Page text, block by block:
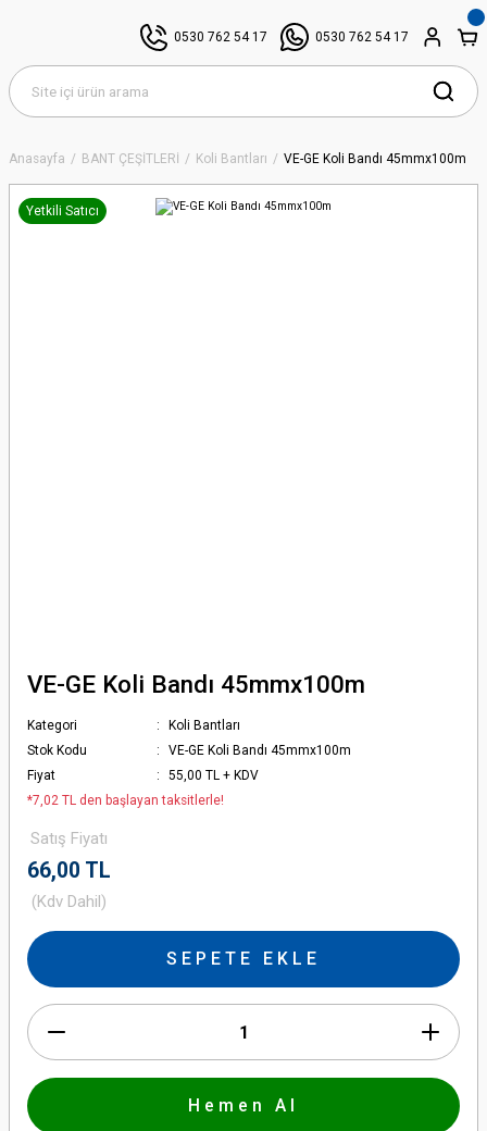
0530 762 54 17 0530 762 54 17
Anasayfa BANT ÇEŞİTLERİ Koli Bantları VE-GE Koli Bandı 45mmx100m
Yetkili Satıcı
VE-GE Koli Bandı 45mmx100m
Kategori
Koli Bantları
Stok Kodu
VE-GE Koli Bandı 45mmx100m
Fiyat
55,00 TL + KDV
*7,02 TL den başlayan taksitlerle!
Satış Fiyatı
66,00 TL
(Kdv Dahil)
SEPETE EKLE
Hemen Al